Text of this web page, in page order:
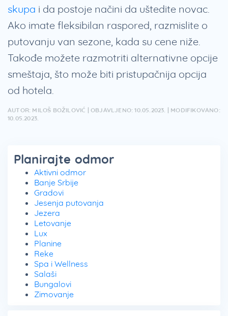
skupa i da postoje načini da uštedite novac.
Ako imate fleksibilan raspored, razmislite o
putovanju van sezone, kada su cene niže.
Takođe možete razmotriti alternativne opcije
smeštaja, što može biti pristupačnija opcija
od hotela.
AUTOR: MILOŠ BOŽILOVIĆ | OBJAVLJENO: 10.05.2023. | MODIFIKOVANO:
10.05.2023.
Planirajte odmor
Aktivni odmor
Banje Srbije
Gradovi
Jesenja putovanja
Jezera
Letovanje
Lux
Planine
Reke
Spa i Wellness
Salaši
Bungalovi
Zimovanje